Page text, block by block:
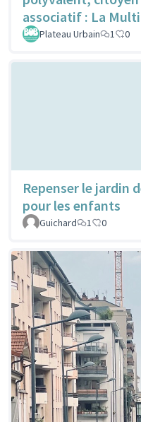
associatif : La Multi
Plateau Urbain 1 0
Repenser le jardin
pour les enfants
Guichard
1 0